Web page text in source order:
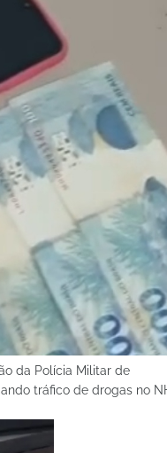
da Polícia Militar de
tráfico de drogas no